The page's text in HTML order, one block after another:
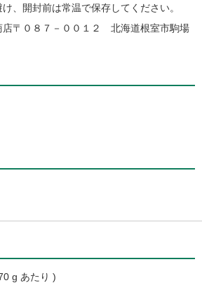
、開封前は常温で保存してください。
店〒０８７－００１２ 北海道根室市駒場
g あたり )